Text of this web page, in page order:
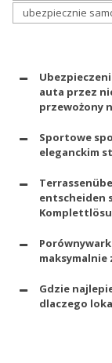
ubezpiecznie
auta przez
przewożony
Sportowe
eleganckim
entscheiden
maksymalnie
Gdzie
dlaczego